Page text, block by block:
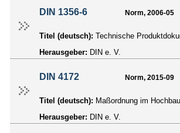
DIN 1356-6 Norm, 2006-05
Titel (deutsch): Technische
Herausgeber: DIN e. V.
DIN 4172 Norm, 2015-09
Titel (deutsch): Maßordnung im Hochbau
Herausgeber: DIN e. V.